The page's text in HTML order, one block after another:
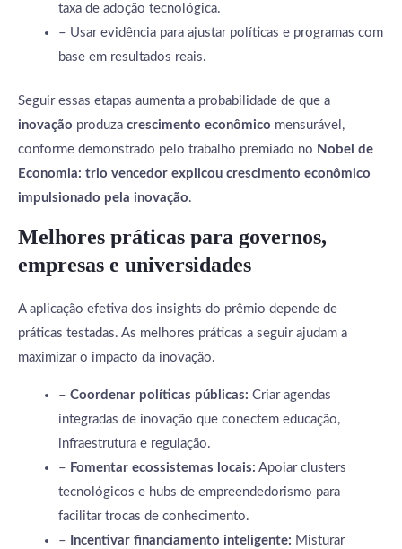
taxa de adoção tecnológica.
– Usar evidência para ajustar políticas e programas com
base em resultados reais.
Seguir essas etapas aumenta a probabilidade de que a
inovação produza crescimento econômico mensurável,
conforme demonstrado pelo trabalho premiado no Nobel de
Economia: trio vencedor explicou crescimento econômico
impulsionado pela inovação.
Melhores práticas para governos,
empresas e universidades
A aplicação efetiva dos insights do prêmio depende de
práticas testadas. As melhores práticas a seguir ajudam a
maximizar o impacto da inovação.
– Coordenar políticas públicas: Criar agendas
integradas de inovação que conectem educação,
infraestrutura e regulação.
– Fomentar ecossistemas locais: Apoiar clusters
tecnológicos e hubs de empreendedorismo para
facilitar trocas de conhecimento.
–
Incentivar financiamento inteligente: Misturar